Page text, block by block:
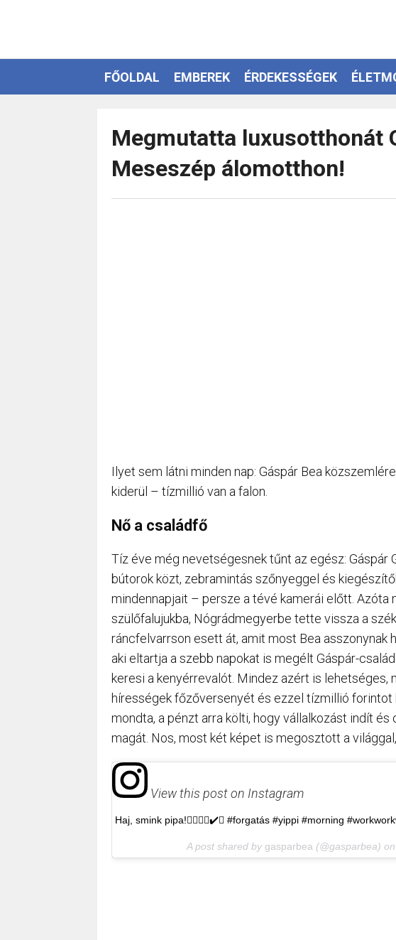
FŐOLDAL EMBEREK ÉRDEKESSÉGEK
Megmutatta luxusotthonát
Meseszép álomotthon!
Ilyet sem látni minden nap: Gáspár Bea
kiderül – tízmillió van a falon.
Nő a családfő
Tíz éve még nevetségesnek tűnt az egész: Gáspár
bútorok közt, zebramintás szőnyeggel és
mindennapjait – persze a tévé kamerái előtt. Azóta
szülőfalujukba, Nógrádmegyerbe tette vissza a
ráncfelvarrson esett át, amit most Bea asszonynak
aki eltartja a szebb napokat is megélt Gáspár-
keresi a kenyérrevalót. Mindez azért is lehetséges,
hírességek főzőversenyét és ezzel tízmillió forintot
mondta, a pénzt arra költi, hogy vállalkozást indít
magát. Nos, most két képet is megosztott a
View this post on Instagram
Haj, smink pipa!✌🏻👍🏻✔️🔜 #forgatás #yippi #morning
A post shared by gasparbea (@gasparbea) on